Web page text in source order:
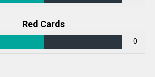
Red Cards
0